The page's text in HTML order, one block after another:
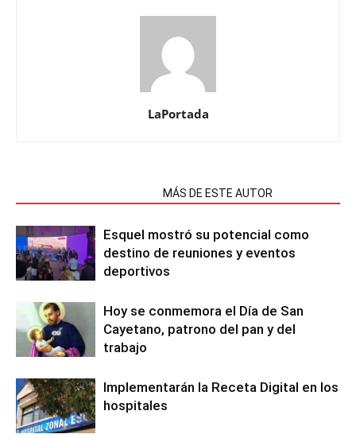
LaPortada
MÁS DE ESTE AUTOR
Esquel mostró su potencial como
destino de reuniones y eventos
deportivos
Hoy se conmemora el Día de San
Cayetano, patrono del pan y del
trabajo
Implementarán la Receta Digital en los
hospitales